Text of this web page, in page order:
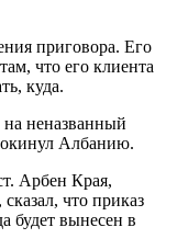
приговора. Его
что его клиента
куда.
неназванный
Албанию.
Арбен Края,
что приказ
будет вынесен в